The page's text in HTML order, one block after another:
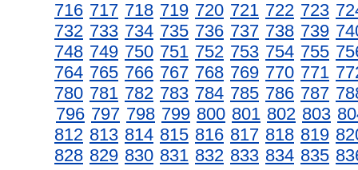
716 717 718 719 720 721 722 723
732 733 734 735 736 737 738 739
748 749 750 751 752 753 754 755
764 765 766 767 768 769 770 771
780 781 782 783 784 785 786 787
796 797 798 799 800 801 802 803
812 813 814 815 816 817 818 819
828 829 830 831 832 833 834 835